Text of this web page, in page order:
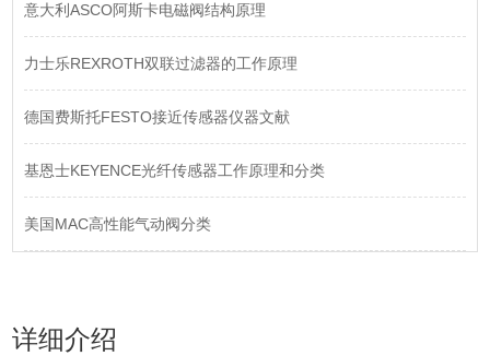
意大利ASCO阿斯卡电磁阀结构原理
力士乐REXROTH双联过滤器的工作原理
德国费斯托FESTO接近传感器仪器文献
基恩士KEYENCE光纤传感器工作原理和分类
美国MAC高性能气动阀分类
详细介绍